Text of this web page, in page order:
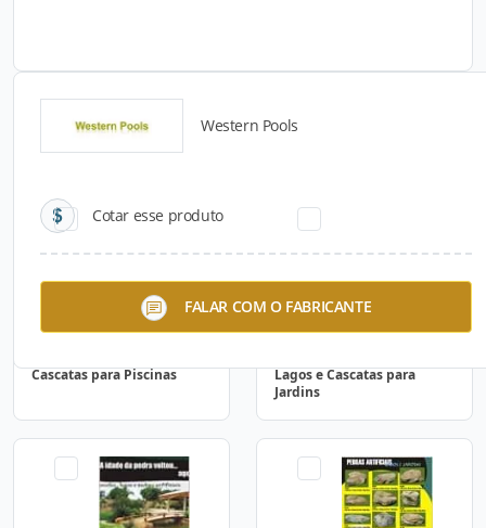
Western Pools
Cotar esse produto
FALAR COM O FABRICANTE
Catálogos para Download
Cascatas para Piscinas
Lagos e Cascatas para
Jardins